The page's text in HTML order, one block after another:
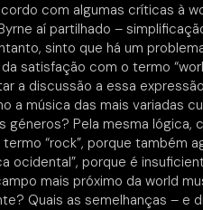
com algumas críticas à
aí partilhado –
sinto que há um
satisfação com o termo
a discussão a essa
a música das mais variadas
Pela mesma lógica,
“rock”, porque também
ocidental”, porque é
mais próximo da world
Quais as semelhanças – e